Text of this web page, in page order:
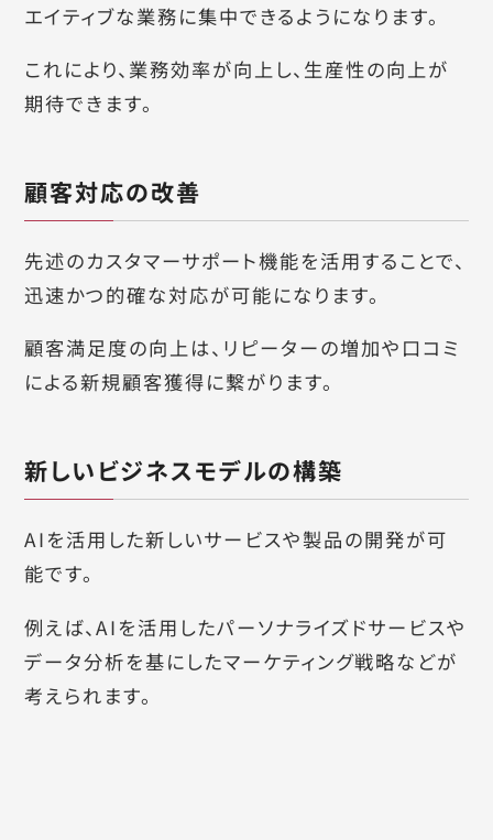
エイティブな業務に集中できるようになります。
これにより、業務効率が向上し、生産性の向上が
期待できます。
顧客対応の改善
先述のカスタマーサポート機能を活用することで、
迅速かつ的確な対応が可能になります。
顧客満足度の向上は、リピーターの増加や口コミ
による新規顧客獲得に繋がります。
新しいビジネスモデルの構築
AIを活用した新しいサービスや製品の開発が可
能です。
例えば、AIを活用したパーソナライズドサービスや
データ分析を基にしたマーケティング戦略などが
考えられます。